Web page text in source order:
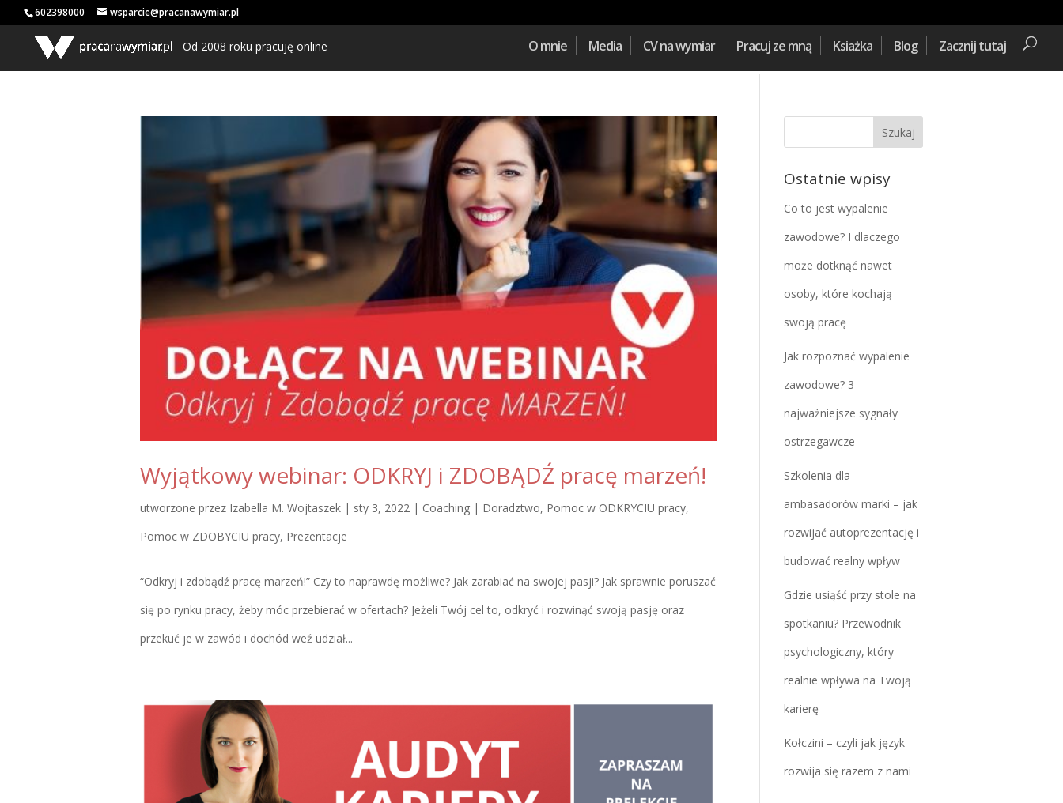
602398000 wsparcie@pracanawymiar.pl
Od 2008 roku pracuję online O mnie Media CV na wymiar Pracuj ze mną Ksiażka Blog Zacznij tutaj
Wyjątkowy webinar: ODKRYJ i ZDOBĄDŹ pracę marzeń!
utworzone przez Izabella M. Wojtaszek| sty 3, 2022| Coaching | Doradztwo, Pomoc w ODKRYCIU pracy,
Pomoc w ZDOBYCIU pracy, Prezentacje
“Odkryj i zdobądź pracę marzeń!” Czy to naprawdę możliwe? Jak zarabiać na swojej pasji? Jak sprawnie poruszać
się po rynku pracy, żeby móc przebierać w ofertach? Jeżeli Twój cel to, odkryć i rozwinąć swoją pasję oraz
przekuć je w zawód i dochód weź udział...
Ostatnie wpisy
Co to jest wypalenie
zawodowe? I dlaczego
może dotknąć nawet
osoby, które kochają
swoją pracę
Jak rozpoznać wypalenie
zawodowe? 3
najważniejsze sygnały
ostrzegawcze
Szkolenia dla
ambasadorów marki – jak
rozwijać autoprezentację i
budować realny wpływ
Gdzie usiąść przy stole na
spotkaniu? Przewodnik
psychologiczny, który
realnie wpływa na Twoją
karierę
Kołczini – czyli jak język
rozwija się razem z nami